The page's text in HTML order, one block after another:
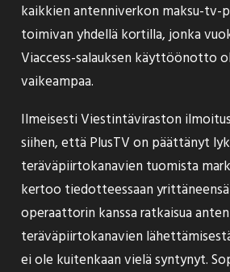
kaikkien antenniverkon maksu-tv-
toimivan yhdellä kortilla, jonka
Viaccess-salauksen käyttöönotto
vaikeampaa.
Ilmeisesti Viestintäviraston
siihen, että PlusTV on päättänyt
teräväpiirtokanavien tuomista
kertoo tiedotteessaan
operaattorin kanssa ratkaisua
teräväpiirtokanavien
ei ole kuitenkaan vielä syntynyt.